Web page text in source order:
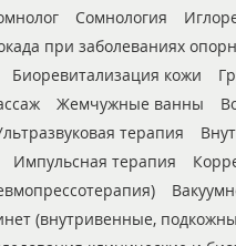
Сомнология
при заболеваниях
Биоревитализация кожи
Жемчужные ванны
терапия
Импульсная терапия
(внутривенные,